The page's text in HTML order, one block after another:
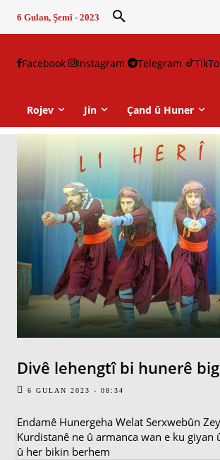
6 Gulan, Şemî - 2023
Facebook Instagram Telegram
Rojev Jin Çand û Huner
Divê lehengtî bi hunerê
6 GULAN 2023 - 08:34
Endamê Hunergeha Welat Serxwebûn
Kurdistanê ne û armanca wan e ku
û her bikin berhem